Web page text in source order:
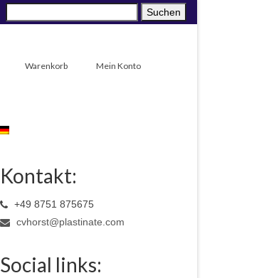
nach:
Suchen
Warenkorb Mein Konto
Kontakt:
+49 8751 875675
cvhorst@plastinate.com
Social links: